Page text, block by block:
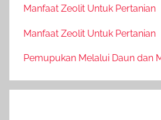
Manfaat Zeolit Untuk Pertanian
Manfaat Zeolit Untuk Pertanian
Pemupukan Melalui Daun dan